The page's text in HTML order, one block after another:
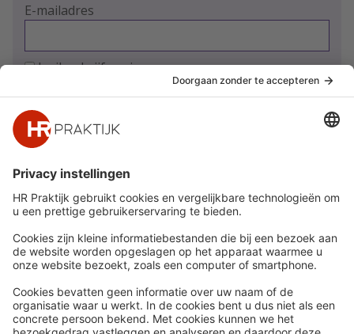
E-mailadres
Ja, ik schrijf me in
Snel naar
Nieuws
Whitepapers
Webinars
Word lid
Contact
Meer
HR Academy
HR Podcast
CHRO
HR Day